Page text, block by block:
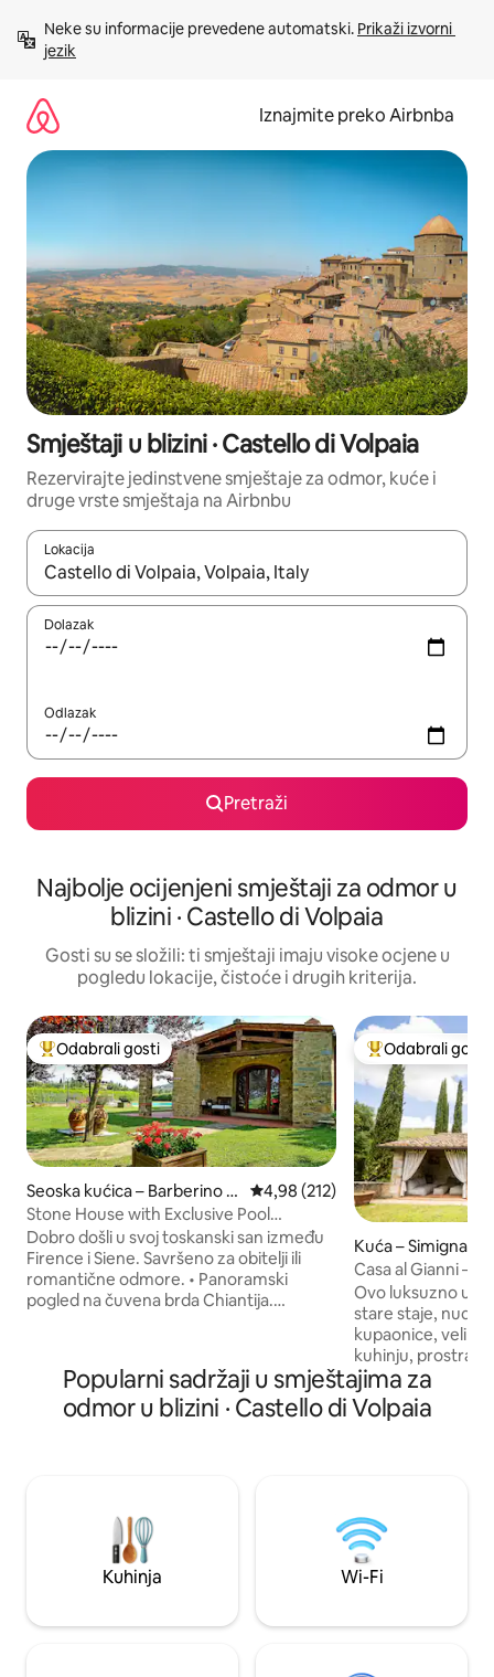
sadržaj
Neke su informacije prevedene automatski. Prikaži izvorni
jezik
Iznajmite preko Airbnba
Smještaji u blizini · Castello di Volpaia
Rezervirajte jedinstvene smještaje za odmor, kuće i
druge vrste smještaja na Airbnbu
Lokacija
Kada budu dostupni rezultati, moći ćete ih pregledati
Dolazak
Odlazak
Pretraži
Najbolje ocijenjeni smještaji za odmor u
blizini · Castello di Volpaia
Gosti su se složili: ti smještaji imaju visoke ocjene u
pogledu lokacije, čistoće i drugih kriterija.
Među najviše rangiranima s oznakom „Odabrali gosti”
Odabrali gosti
Seoska kućica – Barberino T
avarnelle
Prosječna ocjena: 4,98/5,
4,98 (212)
Stone House with Exclusive Pool
Codilungo in Chianti
Dobro došli u svoj toskanski san između
Firence i Siene. Savršeno za obitelji ili
romantične odmore. • Panoramski
pogled na čuvena brda Chiantija.
privatnost, ali restorani/trgovine udaljeni
su 10 – 15 minuta. • Udobnost za 6 osoba:
za objedovanje, profesionalni roštilj,
trijem uz bazen i kupka.
Među najviše
Odabrali gosti
Kuća – Simignano
Casa al Gianni –
Ovo luksuzno
stare staje, nudi 5
kupaonice,
kuhinju, prostrani
privatni vrt s
masažnu kadu,
ognjište i vanjsku
zvijezdama,
masažnoj kadi i
Ovaj komadić
odmor!
Popularni sadržaji u smještajima za
odmor u blizini · Castello di Volpaia
Kuhinja Wi-Fi